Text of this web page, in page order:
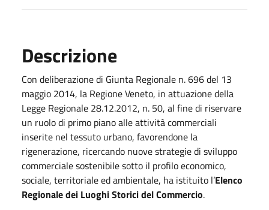
Descrizione
Con deliberazione di Giunta Regionale n. 696 del 13
maggio 2014, la Regione Veneto, in attuazione della
Legge Regionale 28.12.2012, n. 50, al fine di riservare
un ruolo di primo piano alle attività commerciali
inserite nel tessuto urbano, favorendone la
rigenerazione, ricercando nuove strategie di sviluppo
commerciale sostenibile sotto il profilo economico,
sociale, territoriale ed ambientale, ha istituito l’Elenco
Regionale dei Luoghi Storici del Commercio.